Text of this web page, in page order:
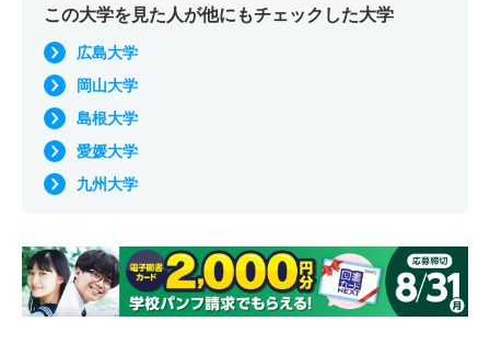
この大学を見た人が他にもチェックした大学
広島大学
岡山大学
島根大学
愛媛大学
九州大学